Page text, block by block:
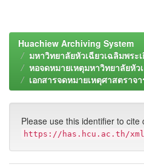
Huachiew Archiving System
มหาวิทยาลัยหัวเฉียวเฉลิมพระ
หอจดหมายเหตุมหาวิทยาลัยหัว
เอกสารจดหมายเหตุศาสตรา
Please use this identifier to cite
https://has.hcu.ac.th/